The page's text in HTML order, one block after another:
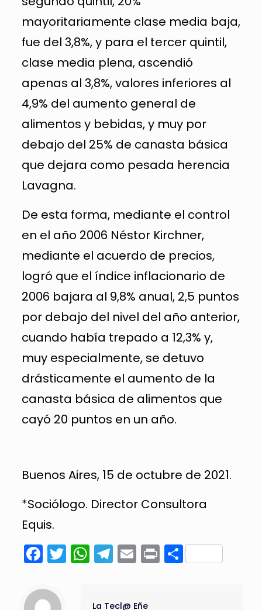
mayoritariamente clase media baja,
fue del 3,8%, y para el tercer quintil,
clase media plena, ascendió
apenas al 3,8%, valores inferiores al
4,9% del aumento general de
alimentos y bebidas, y muy por
debajo del 25% de canasta básica
que dejara como pesada herencia
Lavagna.
De esta forma, mediante el control
en el año 2006 Néstor Kirchner,
mediante el acuerdo de precios,
logró que el índice inflacionario de
2006 bajara al 9,8% anual, 2,5 puntos
por debajo del nivel del año anterior,
cuando había trepado a 12,3% y,
muy especialmente, se detuvo
drásticamente el aumento de la
canasta básica de alimentos que
cayó 20 puntos en un año.
Buenos Aires, 15 de octubre de 2021.
*Sociólogo. Director Consultora
Equis.
Facebook
Twitter
WhatsApp
Telegram
Email
Print
La Tecl@ Eñe